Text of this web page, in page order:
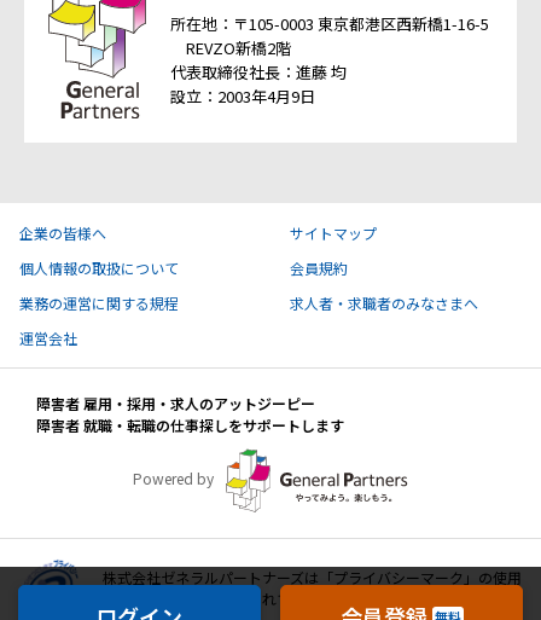
所在地：〒105-0003 東京都港区西新橋1-16-5
REVZO新橋2階
代表取締役社長：進藤 均
設立：2003年4月9日
企業の皆様へ
サイトマップ
個人情報の取扱について
会員規約
業務の運営に関する規程
求人者・求職者のみなさまへ
運営会社
障害者 雇用・採用・求人のアットジーピー
障害者 就職・転職の仕事探しをサポートします
Powered by
株式会社ゼネラルパートナーズは「プライバシーマーク」の使用
許諾事業者として認定されています。